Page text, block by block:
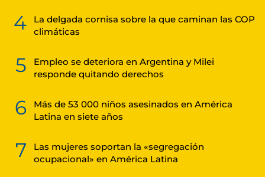
4
La delgada cornisa sobre la que caminan las COP
climáticas
5
Empleo se deteriora en Argentina y Milei
responde quitando derechos
6
Más de 53 000 niños asesinados en América
Latina en siete años
7
Las mujeres soportan la «segregación
ocupacional» en América Latina